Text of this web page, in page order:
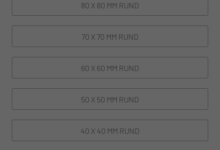
80 X 80 MM RUND
70 X 70 MM RUND
60 X 60 MM RUND
50 X 50 MM RUND
40 X 40 MM RUND